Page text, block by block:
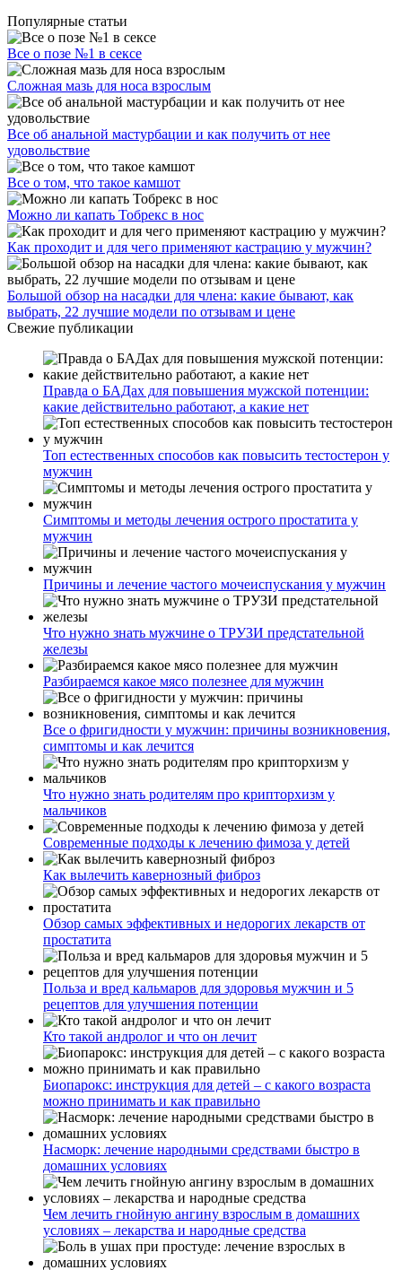
Популярные статьи
Все о позе №1 в сексе
Сложная мазь для носа взрослым
Все об анальной мастурбации и как получить от нее
удовольствие
Все о том, что такое камшот
Можно ли капать Тобрекс в нос
Как проходит и для чего применяют кастрацию у мужчин?
Большой обзор на насадки для члена: какие бывают, как
выбрать, 22 лучшие модели по отзывам и цене
Свежие публикации
Правда о БАДах для повышения мужской потенции:
какие действительно работают, а какие нет
Топ естественных способов как повысить тестостерон у
мужчин
Симптомы и методы лечения острого простатита у
мужчин
Причины и лечение частого мочеиспускания у мужчин
Что нужно знать мужчине о ТРУЗИ предстательной
железы
Разбираемся какое мясо полезнее для мужчин
Все о фригидности у мужчин: причины возникновения,
симптомы и как лечится
Что нужно знать родителям про крипторхизм у
мальчиков
Современные подходы к лечению фимоза у детей
Как вылечить кавернозный фиброз
Обзор самых эффективных и недорогих лекарств от
простатита
Польза и вред кальмаров для здоровья мужчин и 5
рецептов для улучшения потенции
Кто такой андролог и что он лечит
Биопарокс: инструкция для детей – с какого возраста
можно принимать и как правильно
Насморк: лечение народными средствами быстро в
домашних условиях
Чем лечить гнойную ангину взрослым в домашних
условиях – лекарства и народные средства